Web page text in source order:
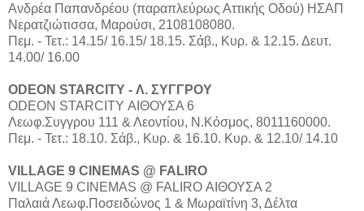
Aνδρέα Παπανδρέου (παραπλεύρως Αττικής Οδού) ΗΣΑΠ
Νερατζιώτισσα, Μαρούσι, 2108108080.
Πεμ. - Τετ.: 14.15/ 16.15/ 18.15. Σάβ., Κυρ. & 12.15. Δευτ.
14.00/ 16.00
ODEON STARCITY - Λ. ΣΥΓΓΡΟΥ
ODEON STARCITY ΑΙΘΟΥΣΑ 6
Λεωφ.Συγγρου 111 & Λεοντίου, Ν.Κόσμος, 8011160000.
Πεμ. - Τετ.: 18.10. Σάβ., Κυρ. & 16.10. Κυρ. & 12.10/ 14.10
VILLAGE 9 CINEMAS @ FALIRO
VILLAGE 9 CINEMAS @ FALIRO ΑΙΘΟΥΣΑ 2
Παλαιά Λεωφ.Ποσειδώνος 1 & Μωραϊτίνη 3, Δέλτα